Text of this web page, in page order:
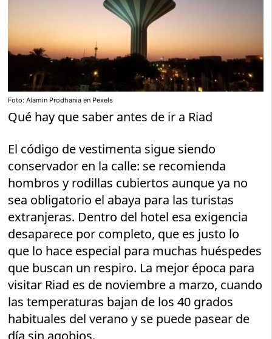
Foto: Alamin Prodhania en Pexels
Qué hay que saber antes de ir a Riad
El código de vestimenta sigue siendo
conservador en la calle: se recomienda
hombros y rodillas cubiertos aunque ya no
sea obligatorio el abaya para las turistas
extranjeras. Dentro del hotel esa exigencia
desaparece por completo, que es justo lo
que lo hace especial para muchas huéspedes
que buscan un respiro. La mejor época para
visitar Riad es de noviembre a marzo, cuando
las temperaturas bajan de los 40 grados
habituales del verano y se puede pasear de
día sin agobios.